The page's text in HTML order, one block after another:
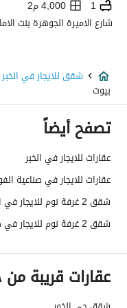
استخدام العقار
السعر
المساحة
خدمات العقار
كهرباء
صرف صحي
تفاصيل اضافية
1
4,000 م2
شقق للايجار في الخبر
بيوت
تصفح أيضاً
عقارات للايجار في الخبر
عقارات للايجار في صناعية
شقق 2 غرفة نوم للايجار في الخبر
شقق 2 غرفة نوم للايجار في صناعية الفوازية
عقارات قريبة